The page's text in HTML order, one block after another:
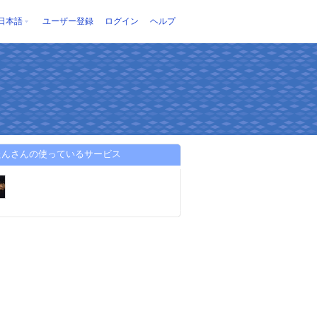
本語 ユーザー登録 ログイン ヘルプ
んさんの使っているサービス